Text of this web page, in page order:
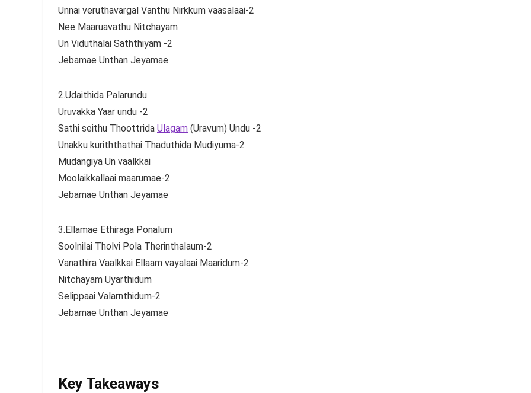
Unnai veruthavargal Vanthu Nirkkum vaasalaai-2
Nee Maaruavathu Nitchayam
Un Viduthalai Saththiyam -2
Jebamae Unthan Jeyamae
2.Udaithida Palarundu
Uruvakka Yaar undu -2
Sathi seithu Thoottrida Ulagam (Uravum) Undu -2
Unakku kuriththathai Thaduthida Mudiyuma-2
Mudangiya Un vaalkkai
Moolaikkallaai maarumae-2
Jebamae Unthan Jeyamae
3.Ellamae Ethiraga Ponalum
Soolnilai Tholvi Pola Therinthalaum-2
Vanathira Vaalkkai Ellaam vayalaai Maaridum-2
Nitchayam Uyarthidum
Selippaai Valarnthidum-2
Jebamae Unthan Jeyamae
Key Takeaways